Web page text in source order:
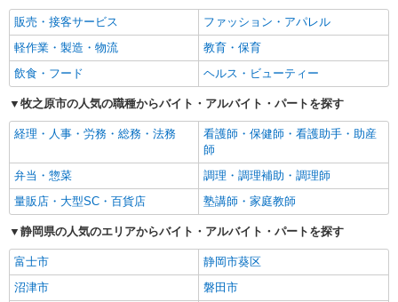
販売・接客サービス
ファッション・アパレル
軽作業・製造・物流
教育・保育
飲食・フード
ヘルス・ビューティー
牧之原市の人気の職種からバイト・アルバイト・パートを探す
経理・人事・労務・総務・法務
看護師・保健師・看護助手・助産
師
弁当・惣菜
調理・調理補助・調理師
量販店・大型SC・百貨店
塾講師・家庭教師
静岡県の人気のエリアからバイト・アルバイト・パートを探す
富士市
静岡市葵区
沼津市
磐田市